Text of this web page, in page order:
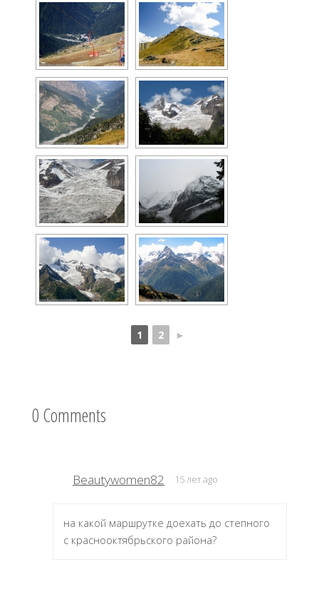
1 2 ►
0 Comments
Beautywomen82 15 лет ago
на какой маршрутке доехать до степного
с краснооктябрьского района?